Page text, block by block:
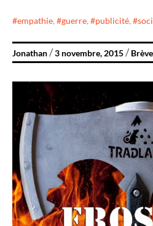
empathie, guerre, publicité,
Jonathan 3 novembre, 2015